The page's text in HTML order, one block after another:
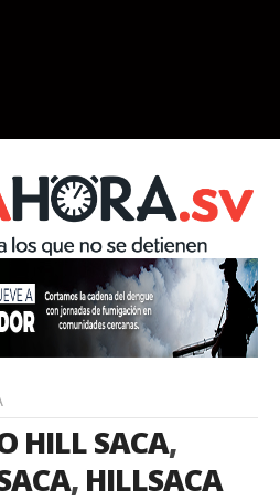
HILL SACA,
, HILLSACA